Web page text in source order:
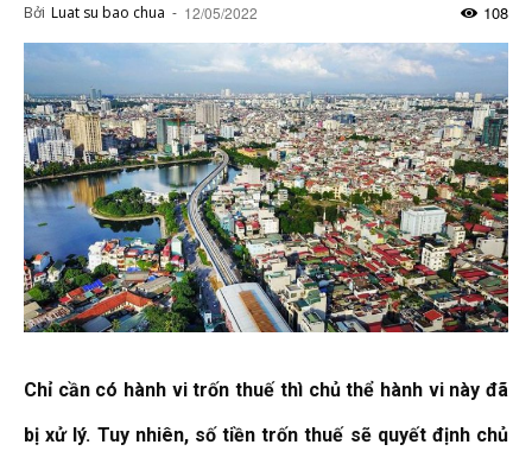
Bởi Luat su bao chua - 12/05/2022 108
Chỉ cần có hành vi trốn thuế thì chủ thể hành vi này đã
bị xử lý. Tuy nhiên, số tiền trốn thuế sẽ quyết định chủ